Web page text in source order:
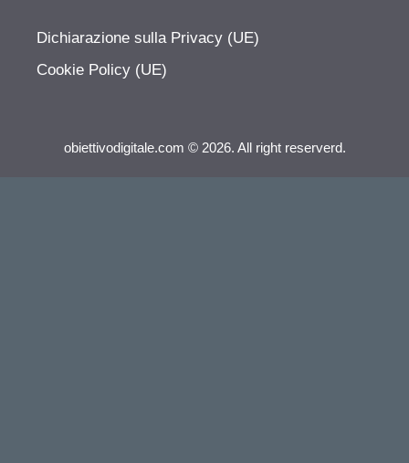
Dichiarazione sulla Privacy (UE)
Cookie Policy (UE)
obiettivodigitale.com © 2026. All right reserverd.